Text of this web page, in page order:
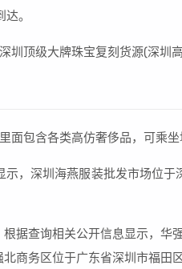
。
顶级大牌珠宝复刻货源(深圳
包含各类高仿奢侈品，可乘坐
，深圳海燕服装批发市场位
据查询相关公开信息显示，华
商务区位于广东省深圳市福田区